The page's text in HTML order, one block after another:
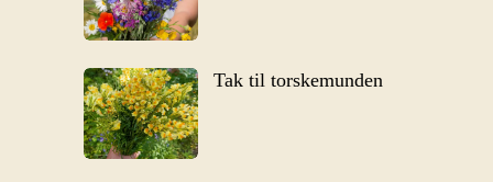
Tak til torskemunden